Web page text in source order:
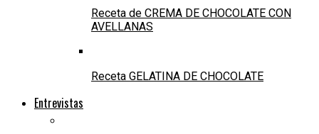
Receta de CREMA DE CHOCOLATE CON
AVELLANAS
Receta GELATINA DE CHOCOLATE
Entrevistas